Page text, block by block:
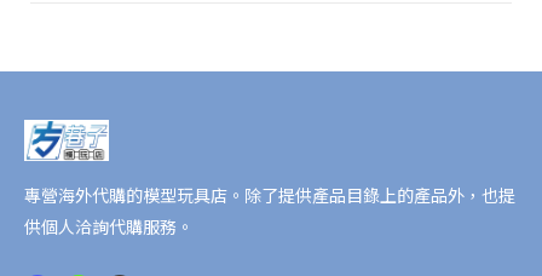
版
專營海外代購的模型玩具店。除了提供產品目錄上的產品外，也提
供個人洽詢代購服務。